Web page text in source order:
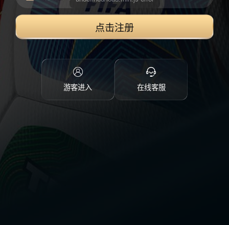
点击注册
游客进入 在线客服